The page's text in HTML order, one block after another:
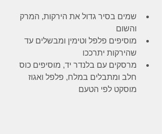
שמים בסיר גדול את הירקות, המרק
והשום
מוסיפים פלפל וטימין ומבשלים עד
שהירקות יתרככו
מרסקים עם בלנדר יד, מוסיפים כוס
חלב ומתבלים במלח, פלפל ואגוז
מוסקט לפי הטעם